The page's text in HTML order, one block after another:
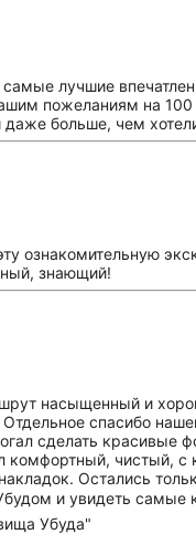
лучшие
пожеланиям на
больше, чем
ознакомительную
знающий!
насыщенный и
спасибо
сделать красивые
комфортный, чистый,
Остались
и увидеть самые